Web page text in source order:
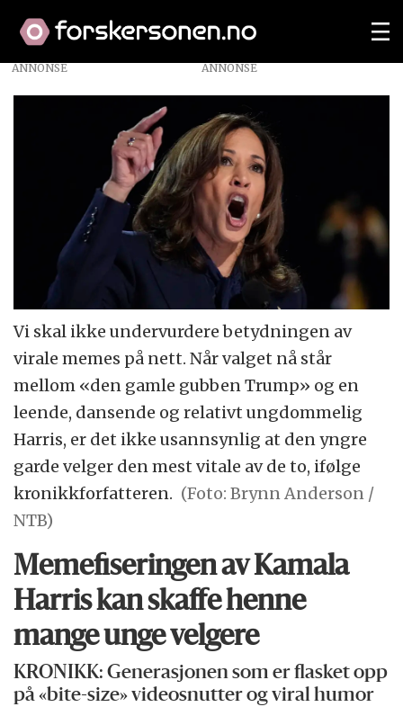
ANNONSE
Vi skal ikke undervurdere betydningen av
virale memes på nett. Når valget nå står
mellom «den gamle gubben Trump» og en
leende, dansende og relativt ungdommelig
Harris, er det ikke usannsynlig at den yngre
garde velger den mest vitale av de to, ifølge
kronikkforfatteren. (Foto: Brynn Anderson /
NTB)
Memefiseringen av Kamala
Harris kan skaffe henne
mange unge velgere
KRONIKK: Generasjonen som er flasket opp
på «bite-size» videosnutter og viral humor